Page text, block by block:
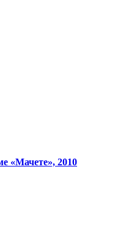
«Мачете», 2010